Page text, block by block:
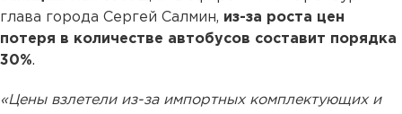
глава города Сергей Салмин, из-за роста цен
потеря в количестве автобусов составит порядка
30%.
«Цены взлетели из-за импортных комплектующих и